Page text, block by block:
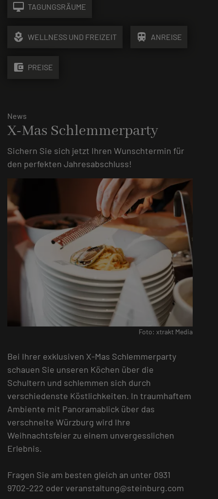
desktop_mac TAGUNGSRÄUME
local_florist WELLNESS UND FREIZEIT train ANREISE
account_balance_wallet PREISE
News
X-Mas Schlemmerparty
Sichern Sie sich jetzt Ihren Wunschtermin für
den perfekten Jahresabschluss!
Foto: xtrakt Media
Bei Ihrer exklusiven X-Mas Schlemmerparty
schauen Sie unseren Köchen über die
Schultern und schlemmen sich durch
verschiedenste Köstlichkeiten. In traumhaftem
Ambiente mit Panoramablick über das
verschneite Würzburg wird Ihre
Weihnachtsfeier zu einem unvergesslichen
Erlebnis.
Fragen Sie am besten gleich an unter 0931
9702-222 oder veranstaltung@steinburg.com